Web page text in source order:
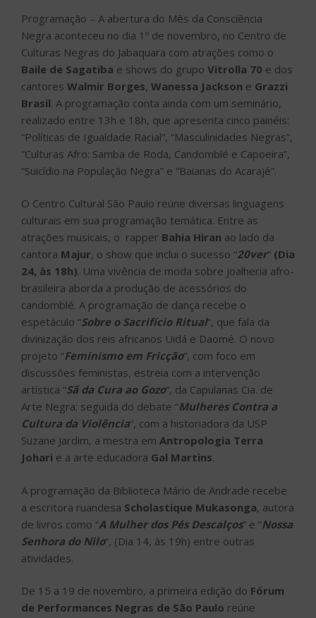
Programação – A abertura do Mês da Consciência
Negra aconteceu no dia 1º de novembro, no Centro de
Culturas Negras do Jabaquara com atrações como o
Baile de Sagatiba e shows do grupo Vitrolla 70 e dos
cantores Walmir Borges, Wanessa Jackson e Grazzi
Brasil. A programação conta ainda com um seminário,
realizado entre 13h e 18h, que apresenta cinco painéis:
“Políticas de Igualdade Racial”, “Masculinidades Negras”,
“Culturas Afro: Samba de Roda, Candomblé e Capoeira”,
“Suicídio na População Negra” e “Baianas do Acarajé”.
O Centro Cultural São Paulo reúne diversas linguagens
culturais em sua programação temática. Entre as
atrações musicais, o rapper Bahia Hiran ao lado da
cantora Majur, o show que inclui o sucesso “20ver” (Dia
24, às 18h). Uma vivência de moda sobre joalheria afro-
brasileira aborda a produção de acessórios do
candomblé. A programação de dança recebe o
espetáculo “Sobre o Sacrifício Ritual“, que fala da
divinização dos reis africanos Uidá e Daomé. O novo
projeto “Feminismo em Fricção“, com foco em
discussões feministas, estreia com a intervenção
artística “Sã da Cura ao Gozo“, da Capulanas Cia. de
Arte Negra; seguida do debate “Mulheres Contra a
Cultura da Violência“, com a historiadora da USP
Suzane Jardim, a mestra em Antropologia Terra
Johari e a arte educadora Gal Martins.
A programação da Biblioteca Mário de Andrade recebe
a escritora ruandesa Scholastique Mukasonga, autora
de livros como “A Mulher dos Pés Descalços” e “Nossa
Senhora do Nilo“, (Dia 14, às 19h) entre outras
atividades.
De 15 a 19 de novembro, a primeira edição do Fórum
de Performances Negras de São Paulo reúne